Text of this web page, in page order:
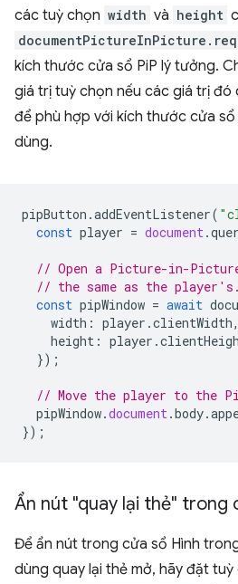
các tuỳ chọn width và height
kích thước cửa sổ PiP lý tưởng.
giá trị tuỳ chọn nếu các giá trị đó
để phù hợp với kích thước cửa
dùng.
pipButton .addEventListener(
const player = document .
// Open a Picture-in-
// the same as the player's.
const pipWindow = await
width : player .clientWidth,
height : player .
});
// Move the player to the
pipWindow.document .body.
});
Ẩn nút "quay lại thẻ" trong
Để ẩn nút trong cửa sổ Hình
dùng quay lại thẻ mở, hãy đặt tuỳ